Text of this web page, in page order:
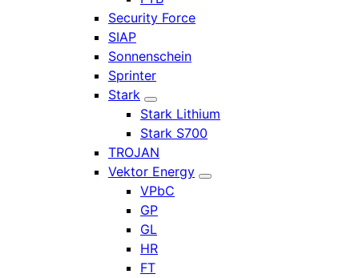
Security Force
SIAP
Sonnenschein
Sprinter
Stark
Stark Lithium
Stark S700
TROJAN
Vektor Energy
VPbC
GP
GL
HR
FT